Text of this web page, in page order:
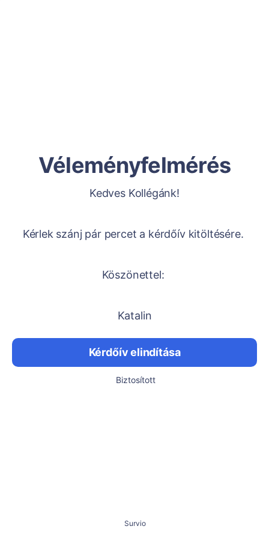
Véleményfelmérés
Kedves Kollégánk!
Kérlek szánj pár percet a kérdőív kitöltésére.
Köszönettel:
Katalin
Kérdőív elindítása
Biztosított
Survio